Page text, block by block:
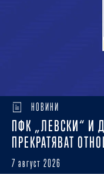
НОВИНИ
ПФК „ЛЕВСКИ“ И
ПРЕКРАТЯВАТ
7 август 2026